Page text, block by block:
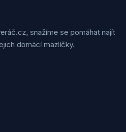
snažíme se pomáhat najít
domácí mazlíčky.